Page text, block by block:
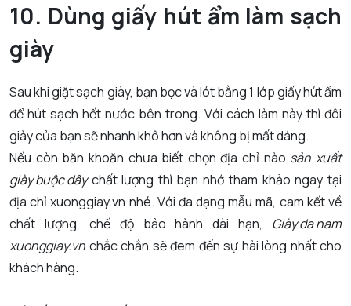
10. Dùng giấy hút ẩm làm sạch
giày
Sau khi giặt sạch giày, bạn bọc và lót bằng 1 lớp giấy hút ẩm
để hút sạch hết nước bên trong. Với cách làm này thì đôi
giày của bạn sẽ nhanh khô hơn và không bị mất dáng.
Nếu còn băn khoăn chưa biết chọn địa chỉ nào sản xuất
giày buộc dâychất lượng thì bạn nhớ tham khảo ngay tại
địa chỉ xuonggiay.vn nhé. Với đa dạng mẫu mã, cam kết về
chất lượng, chế độ bảo hành dài hạn, Giày da nam
xuonggiay.vn chắc chắn sẽ đem đến sự hài lòng nhất cho
khách hàng.